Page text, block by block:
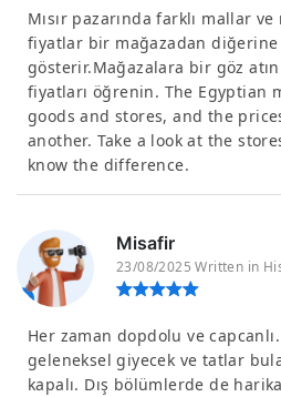
Mısır pazarında farklı mallar
fiyatlar bir mağazadan diğerine
gösterir.Mağazalara bir göz
fiyatları öğrenin. The Egyptian
goods and stores, and the
another. Take a look at the
know the difference.
Misafir
23/08/2025 Written in
Her zaman dopdolu ve
geleneksel giyecek ve tatlar
kapalı. Dış bölümlerde de